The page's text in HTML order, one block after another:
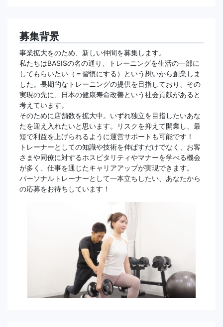
募集背景
事業拡大をのため、新しい仲間を募集します。
私たちはBASISの名の通り、トレーニングを生活の一部に
してもらいたい（＝習慣にする）という想いから創業しま
した。長期的なトレーニングの提供を目指しており、その
実現の先に、日本の健康寿命改善という社会貢献があると
考えています。
そのために店舗数を拡大中。いずれ独立を目指したいあな
たを迎え入れたいと思います。リスクを抑えて開業し、最
短で利益を上げられるように運営サポートも可能です！
トレーナーとしての知識や技術を伸ばすだけでなく、お客
さまや同僚に対するホスピタリティやマナーを学べる機会
が多く、仕事を通じたキャリアアップが実現できます。
パーソナルトレーナーとして一本立ちしたい、あなたから
の応募をお待ちしています！